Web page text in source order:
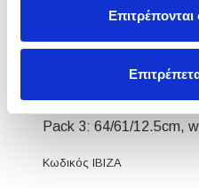
Pack 3: 64/61/12.5cm,
Κωδικός IBIZA